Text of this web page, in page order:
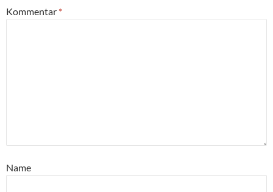
Kommentar *
Name